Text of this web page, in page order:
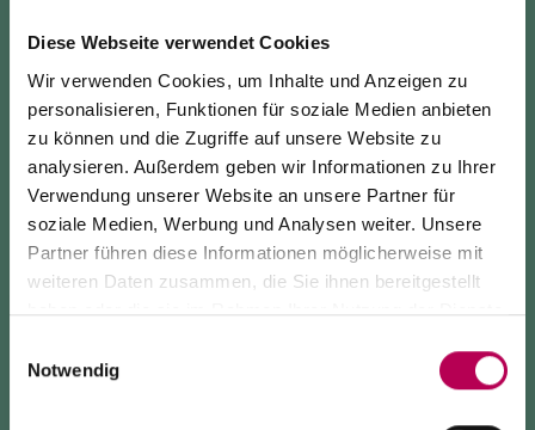
Diese Webseite verwendet Cookies
Wir verwenden Cookies, um Inhalte und Anzeigen zu
personalisieren, Funktionen für soziale Medien anbieten
zu können und die Zugriffe auf unsere Website zu
analysieren. Außerdem geben wir Informationen zu Ihrer
Verwendung unserer Website an unsere Partner für
soziale Medien, Werbung und Analysen weiter. Unsere
Partner führen diese Informationen möglicherweise mit
weiteren Daten zusammen, die Sie ihnen bereitgestellt
haben oder die sie im Rahmen Ihrer Nutzung der Dienste
Notwendig
24. Juli 2026
Das B&B Martina liegt in der charakteristischen
Ortschaft Mezzocorona in der Rotaliana Königsberg,
2 km von der Autobahnausfahrt San Michele
all'Adige, ca. 20 Min. Fahrzeit von den Städten
Trento und Bozen und weniger als 1 km vom
Radweg Valle dell'Adige und von der Bahnstation
entfernt.
weiten Garten mit Kinderspielplatz umgeben; Blick